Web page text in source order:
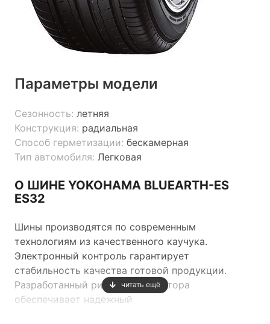
Параметры модели
Сезонность: летняя
Конструкция: радиальная
Способ герметизации: бескамерная
Тип автомобиля: Легковая
О ШИНЕ YOKOHAMA BLUEARTH-ES
ES32
Шины производятся по современным
технологиям из качественного каучука.
Электронный контроль гарантирует
стабильность качества готовой продукции.
Разработанный рисунок протектора
обеспечивает надежный
читать ещё